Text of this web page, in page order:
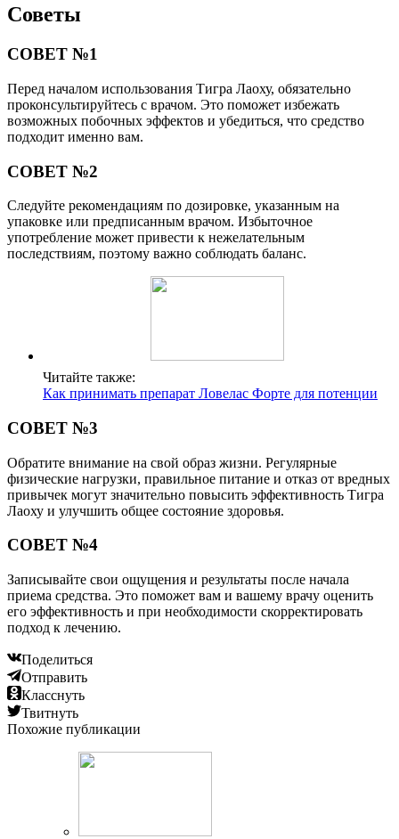
Советы
СОВЕТ №1
Перед началом использования Тигра Лаоху, обязательно
проконсультируйтесь с врачом. Это поможет избежать
возможных побочных эффектов и убедиться, что средство
подходит именно вам.
СОВЕТ №2
Следуйте рекомендациям по дозировке, указанным на
упаковке или предписанным врачом. Избыточное
употребление может привести к нежелательным
последствиям, поэтому важно соблюдать баланс.
Читайте также:
Как принимать препарат Ловелас Форте для потенции
СОВЕТ №3
Обратите внимание на свой образ жизни. Регулярные
физические нагрузки, правильное питание и отказ от вредных
привычек могут значительно повысить эффективность Тигра
Лаоху и улучшить общее состояние здоровья.
СОВЕТ №4
Записывайте свои ощущения и результаты после начала
приема средства. Это поможет вам и вашему врачу оценить
его эффективность и при необходимости скорректировать
подход к лечению.
Поделиться
Отправить
Класснуть
Твитнуть
Похожие публикации